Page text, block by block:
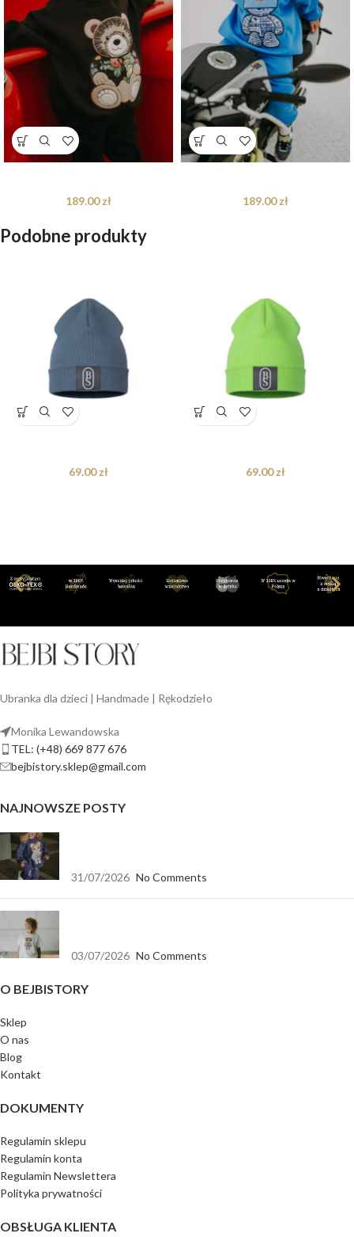
189.00zł 189.00zł
Podobne produkty
69.00zł 69.00zł
Ubranka dla dzieci | Handmade | Rękodzieło
Monika Lewandowska
TEL: (+48) 669 877 676
bejbistory.sklep@gmail.com
NAJNOWSZE POSTY
31/07/2026 No Comments
03/07/2026 No Comments
O BEJBISTORY
Sklep
O nas
Blog
Kontakt
DOKUMENTY
Regulamin sklepu
Regulamin konta
Regulamin Newslettera
Polityka prywatności
OBSŁUGA KLIENTA